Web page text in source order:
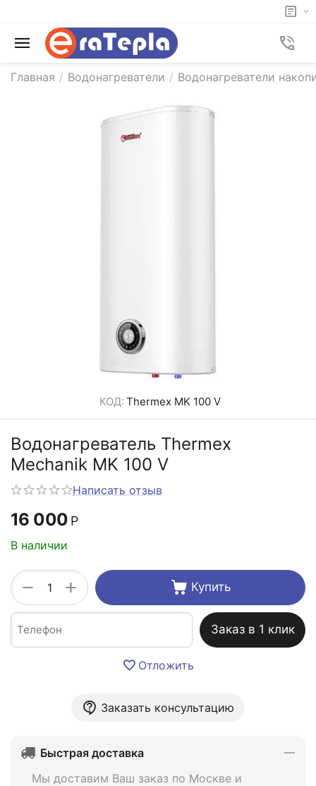
Главная / Водонагреватели / Водонагреватели
КОД: Thermex MK 100 V
Водонагреватель Thermex
Mechanik MK 100 V
Написать отзыв
16 000 Р
В наличии
+
− Купить
Заказ в 1 клик
Отложить
Заказать консультацию
Быстрая доставка
Мы доставим Ваш заказ по Москве и